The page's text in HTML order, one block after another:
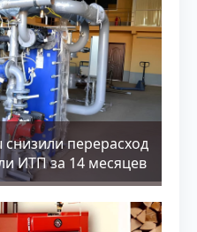
перерасход
ИТП за 14 месяцев